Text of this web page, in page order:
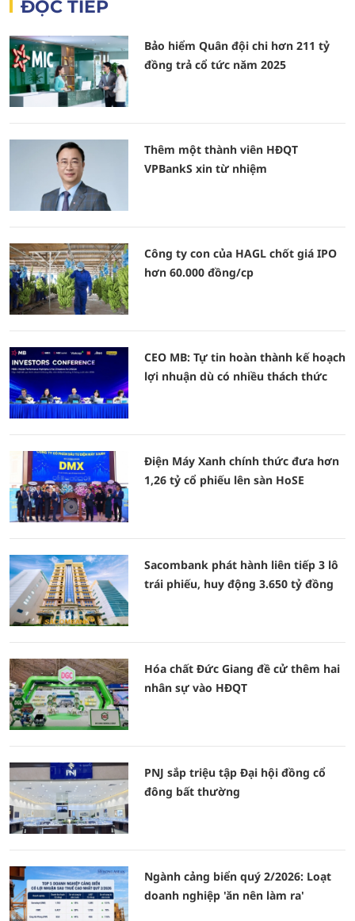
ĐỌC TIẾP
Bảo hiểm Quân đội chi hơn 211 tỷ
đồng trả cổ tức năm 2025
Thêm một thành viên HĐQT
VPBankS xin từ nhiệm
Công ty con của HAGL chốt giá IPO
hơn 60.000 đồng/cp
CEO MB: Tự tin hoàn thành kế hoạch
lợi nhuận dù có nhiều thách thức
Điện Máy Xanh chính thức đưa hơn
1,26 tỷ cổ phiếu lên sàn HoSE
Sacombank phát hành liên tiếp 3 lô
trái phiếu, huy động 3.650 tỷ đồng
Hóa chất Đức Giang đề cử thêm hai
nhân sự vào HĐQT
PNJ sắp triệu tập Đại hội đồng cổ
đông bất thường
Ngành cảng biển quý 2/2026: Loạt
doanh nghiệp 'ăn nên làm ra'